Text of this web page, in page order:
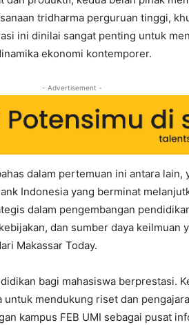
tridharma perguruan tinggi,
ini dinilai sangat penting untuk
ekonomi kontemporer.
- Advertisement -
dalam pertemuan ini antara lain,
Indonesia yang berminat
dalam pengembangan
dan sumber daya keilmuan
Makassar Today.
bagi mahasiswa berprestasi.
mendukung riset dan
kampus FEB UMI sebagai pusat